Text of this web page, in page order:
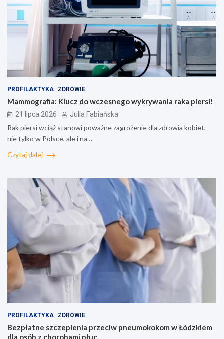
PROFILAKTYKA ZDROWIE
Mammografia: Klucz do wczesnego wykrywania raka piersi!
21 lipca 2026 Julia Fabiańska
Rak piersi wciąż stanowi poważne zagrożenie dla zdrowia kobiet,
nie tylko w Polsce, ale i na…
Czytaj dalej
PROFILAKTYKA ZDROWIE
Bezpłatne szczepienia przeciw pneumokokom w Łódzkiem
dla osób z chorobami płuc